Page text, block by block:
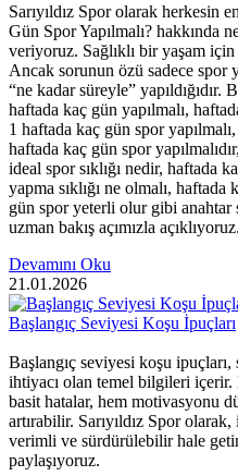
Sarıyıldız Spor olarak herkesin
Gün Spor Yapılmalı? hakkında
veriyoruz. Sağlıklı bir yaşam
Ancak sorunun özü sadece spor
“ne kadar süreyle” yapıldığıdır.
haftada kaç gün yapılmalı,
1 haftada kaç gün spor
haftada kaç gün spor
ideal spor sıklığı nedir, haftada
yapma sıklığı ne olmalı,
gün spor yeterli olur gibi anahtar
uzman bakış açımızla açıklıyoruz.
Devamını Oku
21.01.2026
Başlangıç Seviyesi Koşu İpuçları
Başlangıç seviyesi koşu
ihtiyacı olan temel bilgileri içerir.
basit hatalar, hem motivasyonu
artırabilir. Sarıyıldız Spor
verimli ve sürdürülebilir hale
paylaşıyoruz.